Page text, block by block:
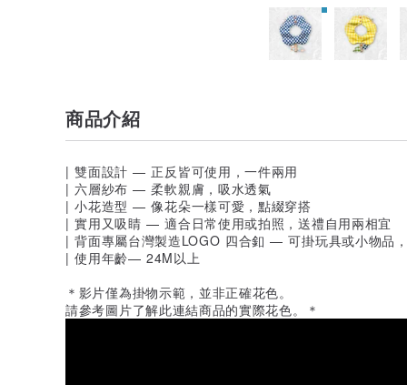
商品介紹
| 雙面設計 — 正反皆可使用，一件兩用
| 六層紗布 — 柔軟親膚，吸水透氣
| 小花造型 — 像花朵一樣可愛，點綴穿搭
| 實用又吸睛 — 適合日常使用或拍照，送禮自用兩相宜
| 背面專屬台灣製造LOGO 四合釦 — 可掛玩具或小物品
| 使用年齡— 24M以上
＊影片僅為掛物示範，並非正確花色。
請參考圖片了解此連結商品的實際花色。＊